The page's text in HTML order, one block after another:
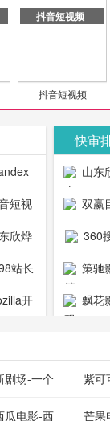
抖音短视频
抖音短视频
短视
频 欣烨
限公
站长
台开
快审
山东
生物科
双赢
360
策驰
飘花
剧场-一个
盘资源分享
紫可
紫可
瓜电影-西 芒果